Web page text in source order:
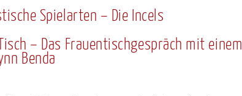
Spielarten – Die Incels
– Das Frauentischgespräch mit einem
Benda